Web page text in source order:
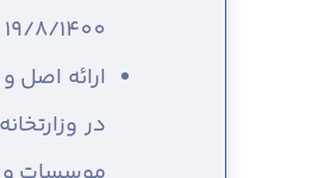
19/8/1400 مجلس شورای اسلامی)
ارائه
در